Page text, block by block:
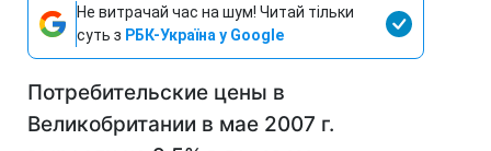
Не витрачай час на шум! Читай тільки
суть з РБК-Україна у Google
Потребительские цены в
Великобритании в мае 2007 г.